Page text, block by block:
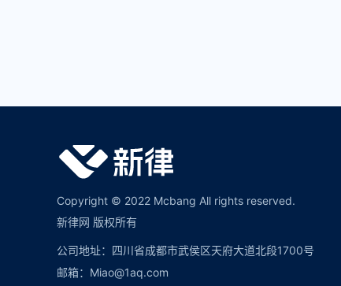
Copyright © 2022 Mcbang All rights reserved.
新律网 版权所有
公司地址：四川省成都市武侯区天府大道北段1700号
邮箱：Miao@1aq.com